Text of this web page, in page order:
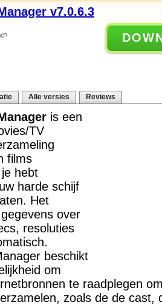
v7.0.6.3
Alle versies Reviews
is een
TV
films
hebt
harde schijf
Het
over
resoluties
beschikt
om
te raadplegen
zoals de de cast,